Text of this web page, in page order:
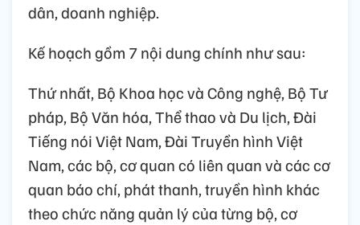
dân, doanh nghiệp.
Kế hoạch gồm 7 nội dung chính như sau:
Thứ nhất, Bộ Khoa học và Công nghệ, Bộ Tư
pháp, Bộ Văn hóa, Thể thao và Du lịch, Đài
Tiếng nói Việt Nam, Đài Truyền hình Việt
Nam, các bộ, cơ quan có liên quan và các cơ
quan báo chí, phát thanh, truyền hình khác
theo chức năng quản lý của từng bộ, cơ